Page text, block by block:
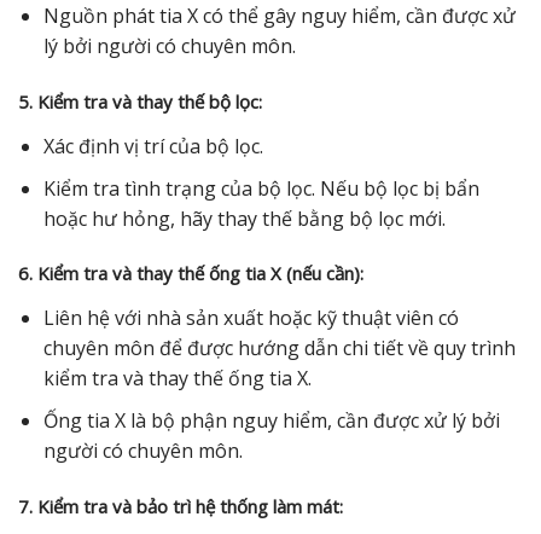
Nguồn phát tia X có thể gây nguy hiểm, cần được xử
lý bởi người có chuyên môn.
5. Kiểm tra và thay thế bộ lọc:
Xác định vị trí của bộ lọc.
Kiểm tra tình trạng của bộ lọc. Nếu bộ lọc bị bẩn
hoặc hư hỏng, hãy thay thế bằng bộ lọc mới.
6. Kiểm tra và thay thế ống tia X (nếu cần):
Liên hệ với nhà sản xuất hoặc kỹ thuật viên có
chuyên môn để được hướng dẫn chi tiết về quy trình
kiểm tra và thay thế ống tia X.
Ống tia X là bộ phận nguy hiểm, cần được xử lý bởi
người có chuyên môn.
7. Kiểm tra và bảo trì hệ thống làm mát: